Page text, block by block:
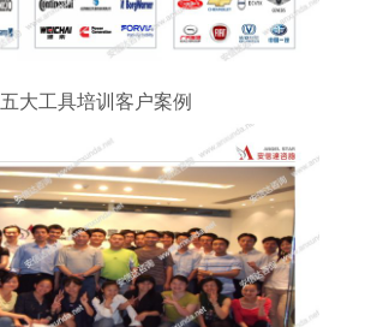
五大工具培训客户案例